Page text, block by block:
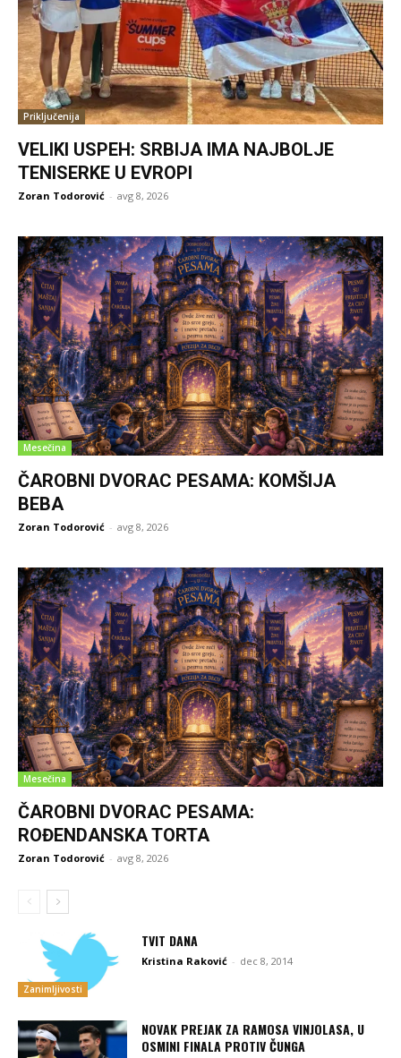
Priključenija
VELIKI USPEH: SRBIJA IMA NAJBOLJE
TENISERKE U EVROPI
Zoran Todorović - avg 8, 2026
Mesečina
ČAROBNI DVORAC PESAMA: KOMŠIJA
BEBA
Zoran Todorović - avg 8, 2026
Mesečina
ČAROBNI DVORAC PESAMA:
ROĐENDANSKA TORTA
Zoran Todorović - avg 8, 2026
Zanimljivosti
TVIT DANA
Kristina Raković - dec 8, 2014
NOVAK PREJAK ZA RAMOSA VINJOLASA, U
OSMINI FINALA PROTIV ČUNGA